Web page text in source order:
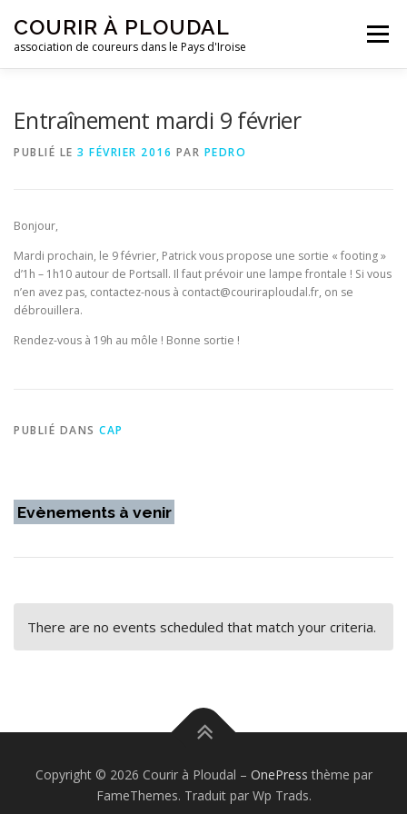
contenu
COURIR À PLOUDAL
association de coureurs dans le Pays d'Iroise
Menu
Entraînement mardi 9 février
PUBLIÉ LE 3 FÉVRIER 2016 PAR PEDRO
Bonjour,
Mardi prochain, le 9 février, Patrick vous propose une sortie « footing »
d’1h – 1h10 autour de Portsall. Il faut prévoir une lampe frontale ! Si vous
n’en avez pas, contactez-nous à contact@couriraploudal.fr, on se
débrouillera.
Rendez-vous à 19h au môle ! Bonne sortie !
PUBLIÉ DANS CAP
Evènements à venir
There are no events scheduled that match your criteria.
Copyright © 2026 Courir à Ploudal – OnePress thème par
FameThemes. Traduit par Wp Trads.